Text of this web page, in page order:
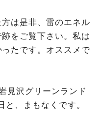
は是非、雷のエネル
をご覧下さい。私は
たです。オススメで
見沢グリーンランド
、まもなくです。